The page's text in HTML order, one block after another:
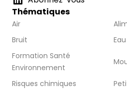
Thématiques
Air
Bruit
Eau
Formation Santé
Environnement
Risques chimiques